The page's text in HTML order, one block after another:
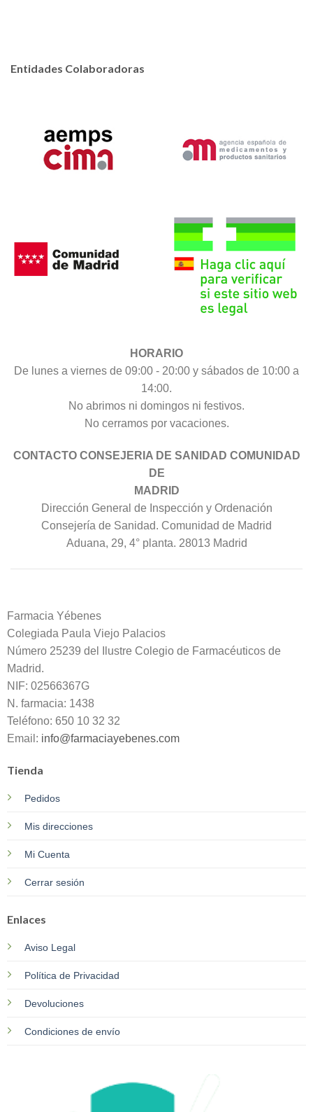
Entidades Colaboradoras
HORARIO
De lunes a viernes de 09:00 - 20:00 y sábados de 10:00 a
14:00.
No abrimos ni domingos ni festivos.
No cerramos por vacaciones.
CONTACTO CONSEJERIA DE SANIDAD COMUNIDAD
DE
MADRID
Dirección General de Inspección y Ordenación
Consejería de Sanidad. Comunidad de Madrid
Aduana, 29, 4° planta. 28013 Madrid
Farmacia Yébenes
Colegiada Paula Viejo Palacios
Número 25239 del Ilustre Colegio de Farmacéuticos de
Madrid.
NIF: 02566367G
N. farmacia: 1438
Teléfono: 650 10 32 32
Email: info@farmaciayebenes.com
Tienda
Pedidos
Mis direcciones
Mi Cuenta
Cerrar sesión
Enlaces
Aviso Legal
Política de Privacidad
Devoluciones
Condiciones de envío